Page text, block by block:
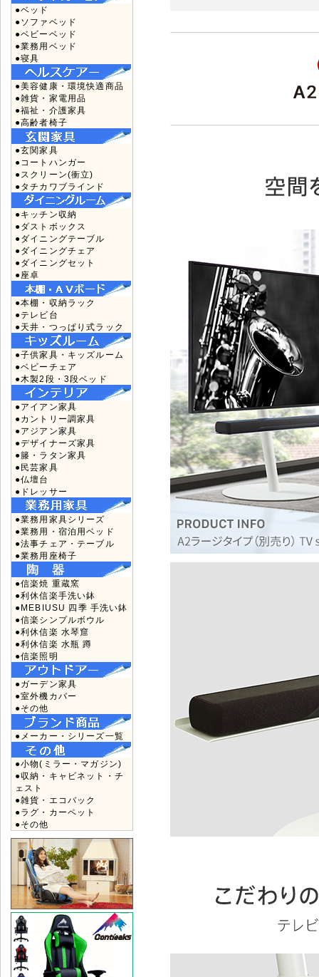
●ベッド
●ソファベッド
●ベビーベッド
●業務用ベッド
●寝具
●美容健康・環境快適商品
●雑貨・家電用品
●福祉・介護家具
●高齢者椅子
●玄関家具
●コートハンガー
●スクリーン(衝立)
●タチカワブラインド
●キッチン収納
●ダストボックス
●ダイニングテーブル
●ダイニングチェア
●ダイニングセット
●座卓
●本棚・収納ラック
●テレビ台
●天井・つっぱり式ラック
●子供家具・キッズルーム
●ベビーチェア
●木製2段・3段ベッド
●アイアン家具
●カントリー調家具
●アジアン家具
●デザイナーズ家具
●籐・ラタン家具
●民芸家具
●仏壇台
●ドレッサー
●業務用家具シリーズ
●業務用・宿泊用ベッド
●法事チェア・テーブル
●業務用座椅子
●信楽焼 重蔵窯
●利休信楽手洗い鉢
●MEBIUSU 四季 手洗い鉢
●信楽シンプルボウル
●利休信楽 水琴窟
●利休信楽 水瓶 蹲
●信楽照明
●ガーデン家具
●室外機カバー
●その他
●メーカー・シリーズ一覧
●小物(ミラー・マガジン)
●収納・キャビネット・チ
ェスト
●雑貨・エコバック
●ラグ・カーペット
●その他